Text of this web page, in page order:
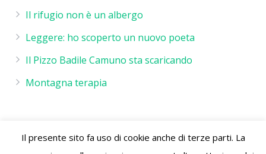
Il rifugio non è un albergo
Leggere: ho scoperto un nuovo poeta
Il Pizzo Badile Camuno sta scaricando
Montagna terapia
Rifugio De Marie - P.IVA 02244260986 - Rifugio de Marie
Il presente sito fa uso di cookie anche di terze parti. La